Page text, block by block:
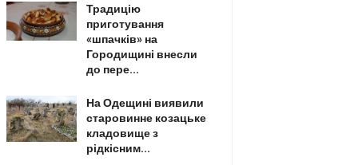
Традицію
приготування
«шпачків» на
Городищині внесли
до пере...
На Одещині виявили
старовинне козацьке
кладовище з
рідкісним...